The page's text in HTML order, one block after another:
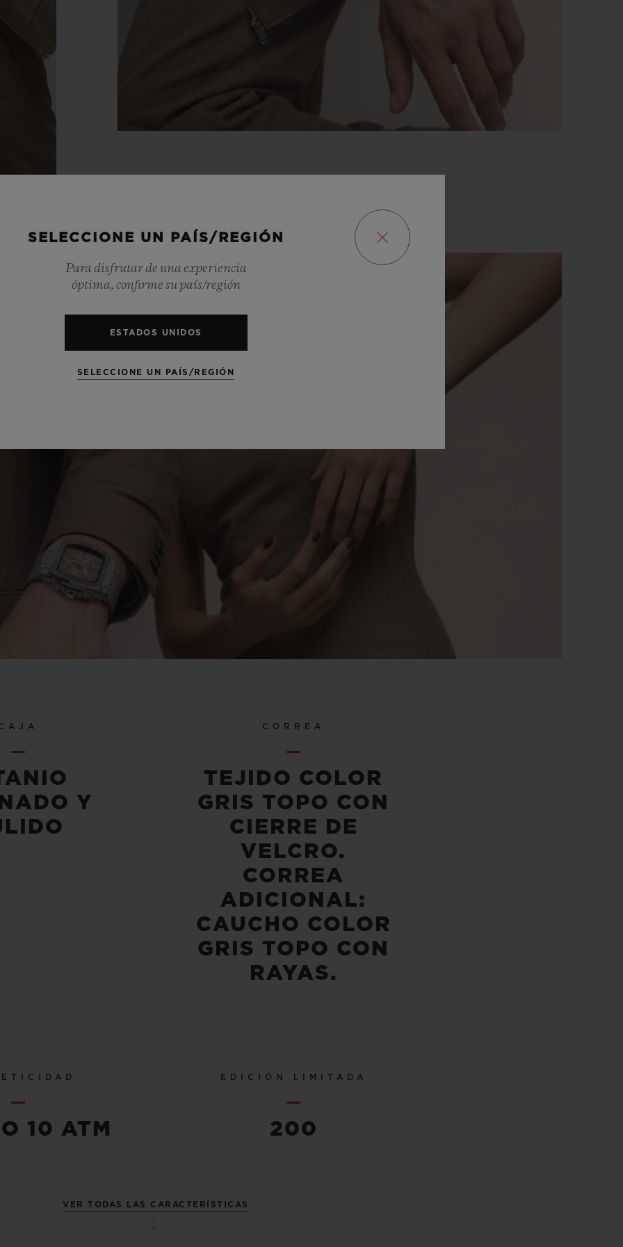
Y
CORREA
TEJIDO COLOR
GRIS TOPO CON
CIERRE DE
VELCRO.
CORREA
ADICIONAL:
CAUCHO COLOR
GRIS TOPO CON
RAYAS.
10 ATM
EDICIÓN LIMITADA
200
VER TODAS LAS CARACTERÍSTICAS
SELECCIONE UN PAÍS/REGIÓN
Para disfrutar de una experiencia
óptima, confirme su país/región
ESTADOS UNIDOS
SELECCIONE UN PAÍS/REGIÓN